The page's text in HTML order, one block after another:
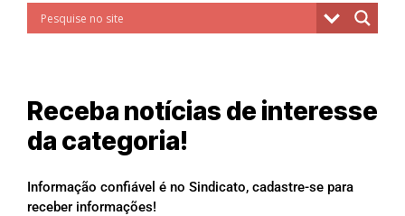
Receba notícias de interesse
da categoria!
Informação confiável é no Sindicato, cadastre-se para
receber informações!